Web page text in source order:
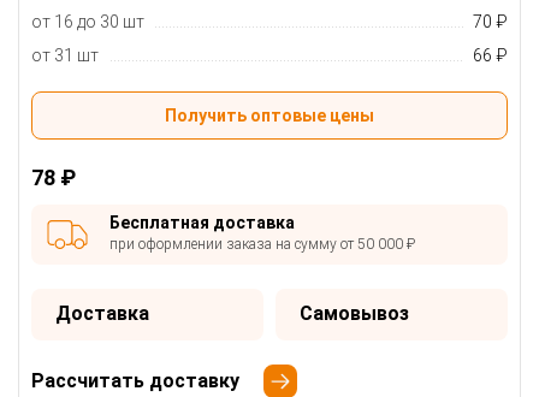
от 16 до 30 шт
70 ₽
от 31 шт
66 ₽
Получить оптовые цены
78 ₽
Бесплатная доставка
при оформлении заказа на сумму от 50 000 ₽
Доставка Самовывоз
Рассчитать доставку